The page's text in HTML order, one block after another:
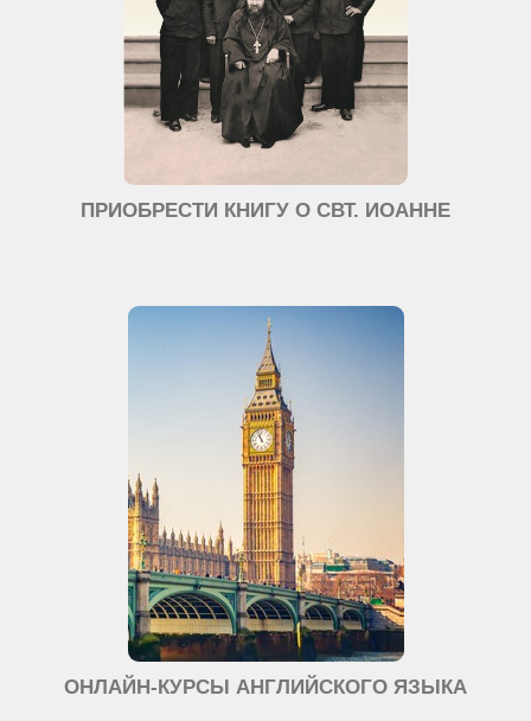
ПРИОБРЕСТИ КНИГУ О СВТ. ИОАННЕ
ОНЛАЙН-КУРСЫ АНГЛИЙСКОГО ЯЗЫКА